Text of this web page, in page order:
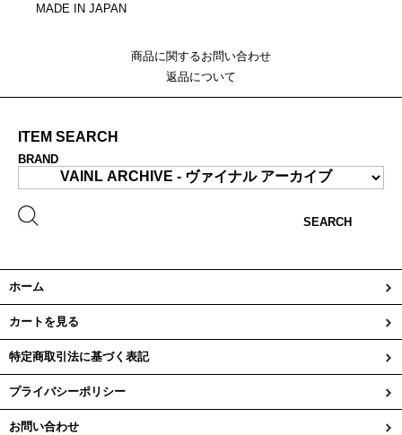
MADE IN JAPAN
商品に関するお問い合わせ
返品について
ITEM SEARCH
BRAND
SEARCH
ホーム
カートを見る
特定商取引法に基づく表記
プライバシーポリシー
お問い合わせ